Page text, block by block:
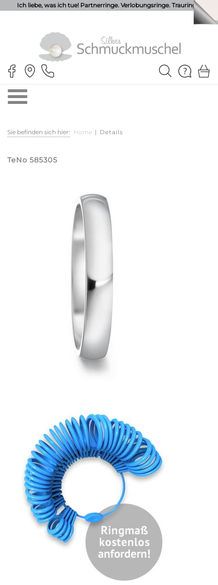
Ich liebe, was ich tue! Partnerringe. Verlobungsringe. Trauringe.
Sie befinden sich hier: Home | Details
TeNo 585305